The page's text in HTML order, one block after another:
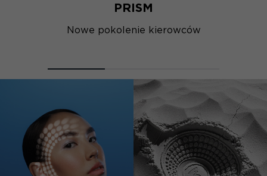
PRISM
Nowe pokolenie kierowców